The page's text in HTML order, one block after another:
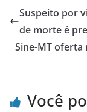
Suspeito por
de morte é
Sine-MT oferta
Você